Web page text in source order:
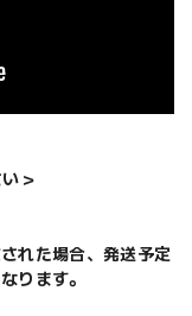
＞
れた場合、発送予定
ります。